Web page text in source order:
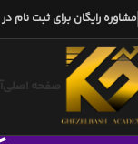
مشاوره رایگان برای ثبت نام
صفحه اصلی